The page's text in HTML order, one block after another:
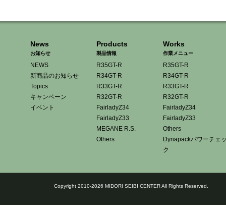
News
お知らせ
NEWS
新商品のお知らせ
Topics
キャンペーン
イベント
Products
製品情報
R35GT-R
R34GT-R
R33GT-R
R32GT-R
FairladyZ34
FairladyZ33
MEGANE R.S.
Others
Works
作業メニュー
R35GT-R
R34GT-R
R33GT-R
R32GT-R
FairladyZ34
FairladyZ33
Others
Dynapackパワーチェ
ク
Copyright 2010-2026 MIDORI SEIBI CENTER All Rights Reserved.